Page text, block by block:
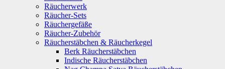
Räucherwerk
Räucher-Sets
Räuchergefäße
Räucher-Zubehör
Räucherstäbchen & Räucherkegel
Berk Räucherstäbchen
Indische Räucherstäbchen